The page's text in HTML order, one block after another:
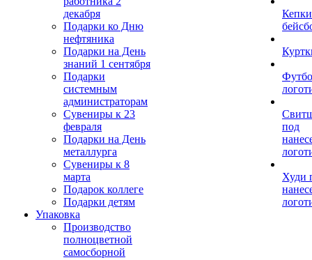
декабря
Подарки ко Дню
нефтяника
Подарки на День
знаний 1 сентября
Подарки
системным
администраторам
Сувениры к 23
февраля
Подарки на День
металлурга
Сувениры к 8
марта
Подарок коллеге
Подарки детям
Упаковка
Производство
полноцветной
самосборной
под
Худи